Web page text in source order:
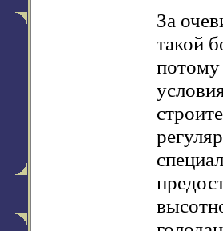
За
такой
потому